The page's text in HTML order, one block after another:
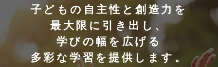
子どもの自主性と創造力を
最大限に引き出し、
学びの幅を広げる
多彩な学習を提供します。